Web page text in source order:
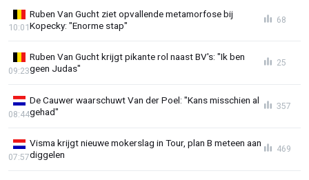
Ruben Van Gucht ziet opvallende metamorfose bij
Kopecky: "Enorme stap"
10:01
68
Ruben Van Gucht krijgt pikante rol naast BV's: "Ik ben
geen Judas"
09:23
25
De Cauwer waarschuwt Van der Poel: "Kans misschien al
gehad"
08:44
357
Visma krijgt nieuwe mokerslag in Tour, plan B meteen aan
diggelen
07:57
469